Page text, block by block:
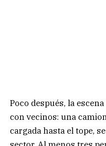
Poco después, la
con vecinos: una
cargada hasta el tope,